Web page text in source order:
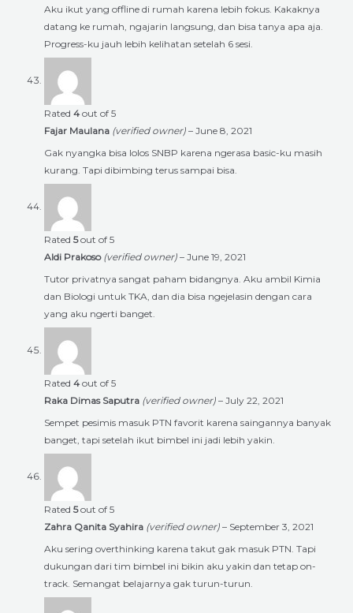
Aku ikut yang offline di rumah karena lebih fokus. Kakaknya
datang ke rumah, ngajarin langsung, dan bisa tanya apa aja.
Progress-ku jauh lebih kelihatan setelah 6 sesi.
Rated 4 out of 5
Fajar Maulana (verified owner) – June 8, 2021
Gak nyangka bisa lolos SNBP karena ngerasa basic-ku masih
kurang. Tapi dibimbing terus sampai bisa.
Rated 5out of 5
Aldi Prakoso (verified owner) – June 19, 2021
Tutor privatnya sangat paham bidangnya. Aku ambil Kimia
dan Biologi untuk TKA, dan dia bisa ngejelasin dengan cara
yang aku ngerti banget.
Rated 4 out of 5
Raka Dimas Saputra (verified owner) – July 22, 2021
Sempet pesimis masuk PTN favorit karena saingannya banyak
banget, tapi setelah ikut bimbel ini jadi lebih yakin.
Rated 5out of 5
Zahra Qanita Syahira (verified owner) – September 3, 2021
Aku sering overthinking karena takut gak masuk PTN. Tapi
dukungan dari tim bimbel ini bikin aku yakin dan tetap on-
track. Semangat belajarnya gak turun-turun.